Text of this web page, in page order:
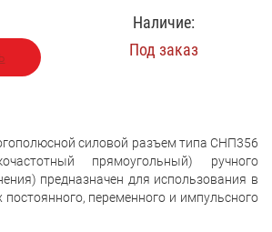
Наличие:
Под заказ
силовой разъем типа СНП356
прямоугольный) ручного
предназначен для использования в
постоянного, переменного и импульсного